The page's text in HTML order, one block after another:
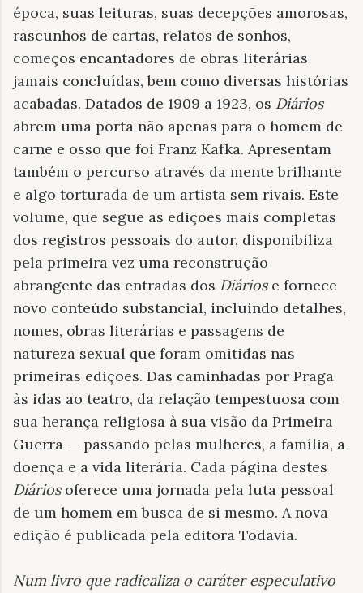
época, suas leituras, suas decepções amorosas,
rascunhos de cartas, relatos de sonhos,
começos encantadores de obras literárias
jamais concluídas, bem como diversas histórias
acabadas. Datados de 1909 a 1923, os Diários
abrem uma porta não apenas para o homem de
carne e osso que foi Franz Kafka. Apresentam
também o percurso através da mente brilhante
e algo torturada de um artista sem rivais. Este
volume, que segue as edições mais completas
dos registros pessoais do autor, disponibiliza
pela primeira vez uma reconstrução
abrangente das entradas dos Diáriose fornece
novo conteúdo substancial, incluindo detalhes,
nomes, obras literárias e passagens de
natureza sexual que foram omitidas nas
primeiras edições. Das caminhadas por Praga
às idas ao teatro, da relação tempestuosa com
sua herança religiosa à sua visão da Primeira
Guerra — passando pelas mulheres, a família, a
doença e a vida literária. Cada página destes
Diáriosoferece uma jornada pela luta pessoal
de um homem em busca de si mesmo. A nova
edição é publicada pela editora Todavia.
Num livro que radicaliza o caráter especulativo